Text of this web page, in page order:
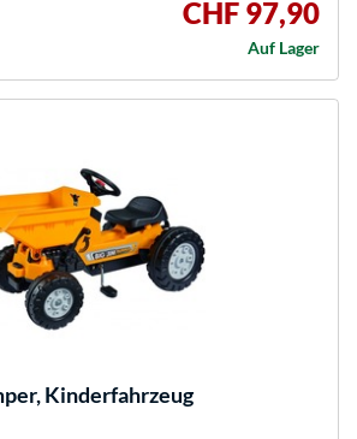
CHF 97,90
Auf Lager
Kinderfahrzeug